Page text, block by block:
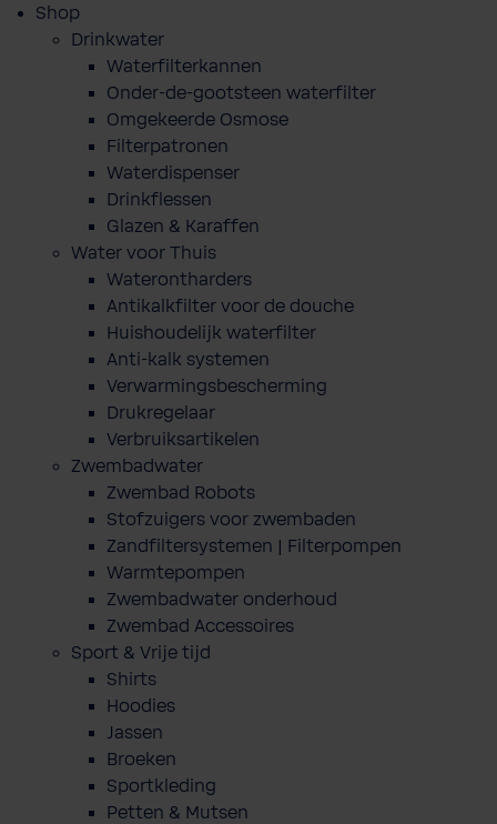
Shop
Drinkwater
Waterfilterkannen
Onder-de-gootsteen waterfilter
Omgekeerde Osmose
Filterpatronen
Waterdispenser
Drinkflessen
Glazen & Karaffen
Water voor Thuis
Waterontharders
Antikalkfilter voor de douche
Huishoudelijk waterfilter
Anti-kalk systemen
Verwarmingsbescherming
Drukregelaar
Verbruiksartikelen
Zwembadwater
Zwembad Robots
Stofzuigers voor zwembaden
Zandfiltersystemen | Filterpompen
Warmtepompen
Zwembadwater onderhoud
Zwembad Accessoires
Sport & Vrije tijd
Shirts
Hoodies
Jassen
Broeken
Sportkleding
Petten & Mutsen